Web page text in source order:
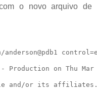
o novo arquivo de
Production on Thu Mar
and/or its